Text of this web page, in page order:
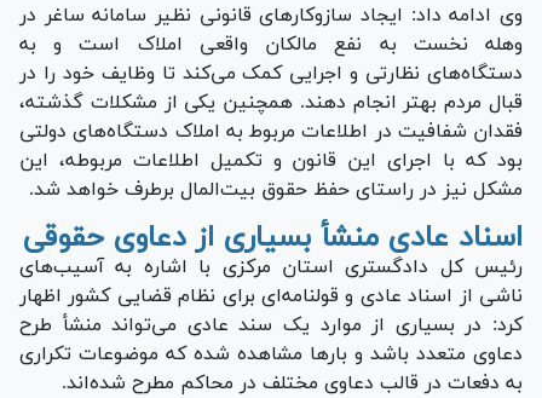
وی ادامه داد: ایجاد سازوکار‌های قانونی نظیر سامانه ساغر در
وهله نخست به نفع مالکان واقعی املاک است و به
دستگاه‌های نظارتی و اجرایی کمک می‌کند تا وظایف خود را در
قبال مردم بهتر انجام دهند. همچنین یکی از مشکلات گذشته،
فقدان شفافیت در اطلاعات مربوط به املاک دستگاه‌های دولتی
بود که با اجرای این قانون و تکمیل اطلاعات مربوطه، این
مشکل نیز در راستای حفظ حقوق بیت‌المال برطرف خواهد شد.
اسناد عادی منشأ بسیاری از دعاوی حقوقی
رئیس کل دادگستری استان مرکزی با اشاره به آسیب‌های
ناشی از اسناد عادی و قولنامه‌ای برای نظام قضایی کشور اظهار
کرد: در بسیاری از موارد یک سند عادی می‌تواند منشأ طرح
دعاوی متعدد باشد و بار‌ها مشاهده شده که موضوعات تکراری
به دفعات در قالب دعاوی مختلف در محاکم مطرح شده‌اند.